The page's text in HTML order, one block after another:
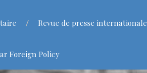
Revue de presse internationale
Foreign Policy